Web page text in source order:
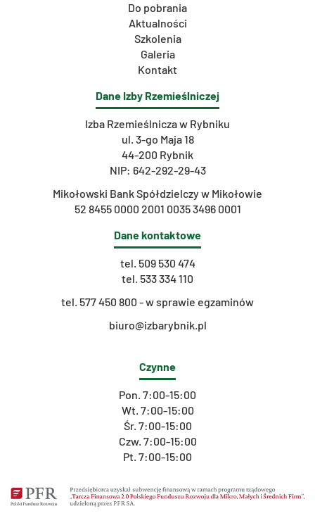
Do pobrania
Aktualności
Szkolenia
Galeria
Kontakt
Dane Izby Rzemieślniczej
Izba Rzemieślnicza w Rybniku
ul. 3-go Maja 18
44-200 Rybnik
NIP: 642-292-29-43
Mikołowski Bank Spółdzielczy w Mikołowie
52 8455 0000 2001 0035 3496 0001
Dane kontaktowe
tel. 509 530 474
tel. 533 334 110
tel. 577 450 800 - w sprawie egzaminów
biuro@izbarybnik.pl
Czynne
Pon. 7:00-15:00
Wt. 7:00-15:00
Śr. 7:00-15:00
Czw. 7:00-15:00
Pt. 7:00-15:00